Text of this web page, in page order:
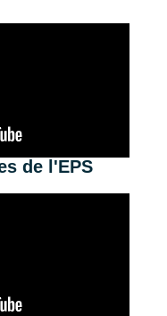
de l'EPS